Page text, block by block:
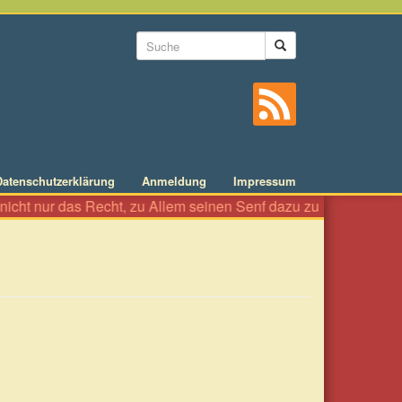
Suchformular
Anmeldung Impressum
nur das Recht, zu Allem seinen Senf dazu zu geben wie